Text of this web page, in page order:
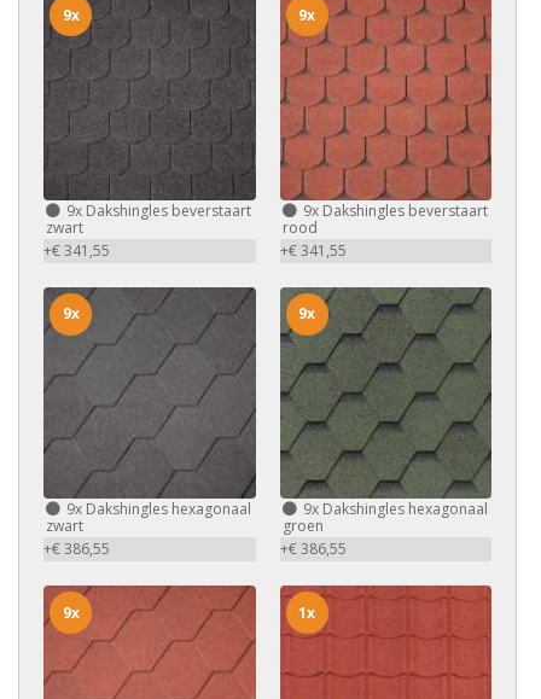
9x Dakshingles beverstaart
zwart
+€ 341,55
9x
9xDakshingles beverstaart
rood
+€ 341,55
9x
9x Dakshingles hexagonaal
zwart
+€ 386,55
9x
9xDakshingles hexagonaal
groen
+€ 386,55
9x
9x 1x